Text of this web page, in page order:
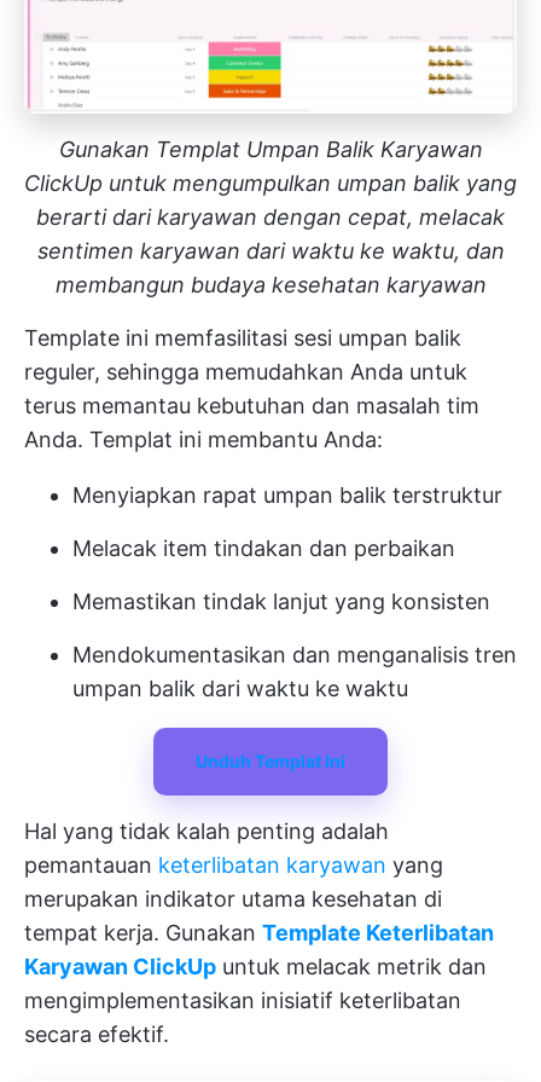
Gunakan Templat Umpan Balik Karyawan
ClickUp untuk mengumpulkan umpan balik yang
berarti dari karyawan dengan cepat, melacak
sentimen karyawan dari waktu ke waktu, dan
membangun budaya kesehatan karyawan
Template ini memfasilitasi sesi umpan balik
reguler, sehingga memudahkan Anda untuk
terus memantau kebutuhan dan masalah tim
Anda. Templat ini membantu Anda:
Menyiapkan rapat umpan balik terstruktur
Melacak item tindakan dan perbaikan
Memastikan tindak lanjut yang konsisten
Mendokumentasikan dan menganalisis tren
umpan balik dari waktu ke waktu
Unduh Templat Ini
Hal yang tidak kalah penting adalah
pemantauan keterlibatan karyawan yang
merupakan indikator utama kesehatan di
tempat kerja. Gunakan Template Keterlibatan
Karyawan ClickUp untuk melacak metrik dan
mengimplementasikan inisiatif keterlibatan
secara efektif.